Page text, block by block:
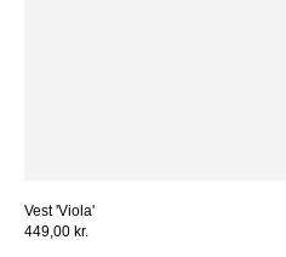
Vest 'Viola'
449,00 kr.